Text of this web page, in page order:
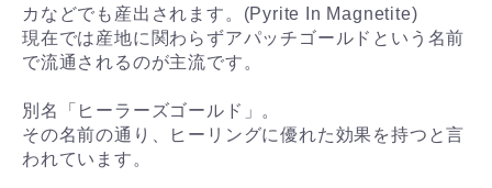
カなどでも産出されます。(Pyrite In Magnetite)
現在では産地に関わらずアパッチゴールドという名前
で流通されるのが主流です。
別名「ヒーラーズゴールド」。
その名前の通り、ヒーリングに優れた効果を持つと言
われています。